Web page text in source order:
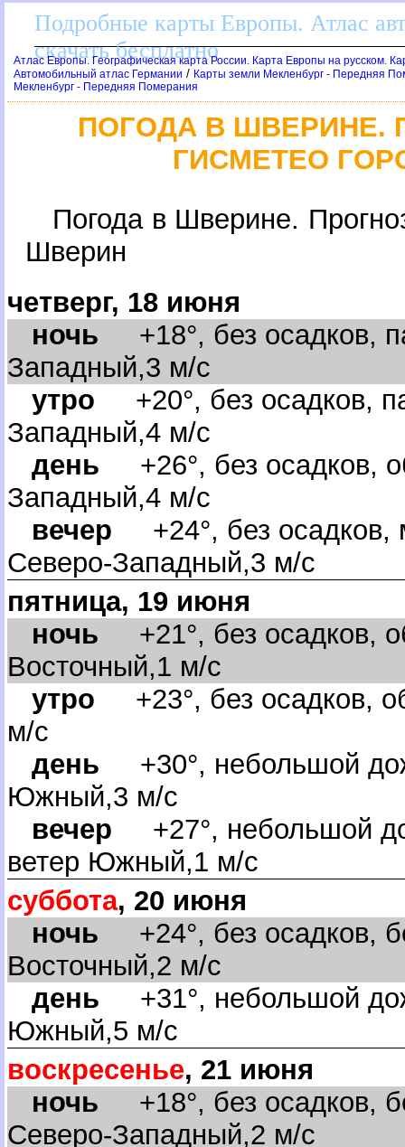
Подробные карты Европы. Атлас
скачать бесплатно
Атлас Европы. Географическая карта России. Карта Европы на русском.
Автомобильный атлас Германии / Карты земли Мекленбург - Передняя
Мекленбург - Передняя Померания
ПОГОДА В ШВЕРИНЕ.
ГИСМЕТЕО
Погода в Шверине.
Шверин
четверг, 18 июня
ночь +18°, без осадков,
Западный,3 м/с
утро +20°, без осадков,
Западный,4 м/с
день +26°, без осадков,
Западный,4 м/с
ечер +24°, без осадков,
Северо-Западный,3 м/с
пятница, 19 июня
ночь +21°, без осадков,
осточный,1 м/с
утро +23°, без осадков,
м/с
день +30°, небольшой
Южный,3 м/с
ечер +27°, небольшой
етер Южный,1 м/с
суббота, 20 июня
ночь +24°, без осадков,
осточный,2 м/с
день +31°, небольшой
Южный,5 м/с
оскресенье, 21 июня
ночь +18°, без осадков,
Северо-Западный,2 м/с